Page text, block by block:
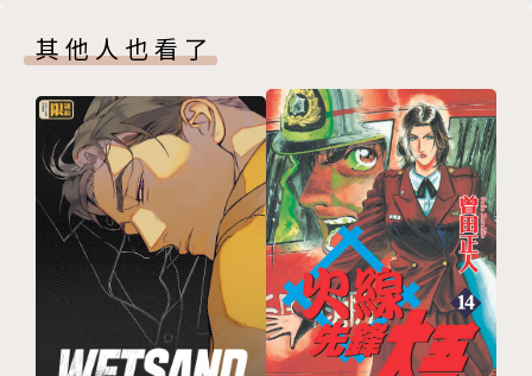
其他人也看了